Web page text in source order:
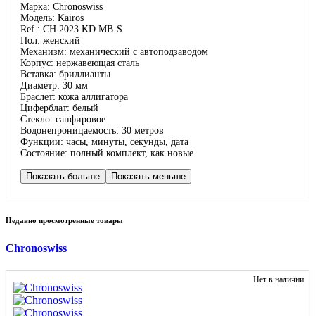
Марка: Chronoswiss
Модель: Kairos
Ref.: CH 2023 KD MB-S
Пол: женский
Механизм: механический с автоподзаводом
Корпус: нержавеющая сталь
Вставка: бриллианты
Диаметр: 30 мм
Браслет: кожа аллигатора
Циферблат: белый
Стекло: сапфировое
Водонепроницаемость: 30 метров
Функции: часы, минуты, секунды, дата
Состояние: полный комплект, как новые
Показать больше Показать меньше
Недавно просмотренные товары
Chronoswiss
Нет в наличии